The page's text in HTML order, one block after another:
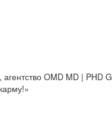
агентство OMD MD | PHD